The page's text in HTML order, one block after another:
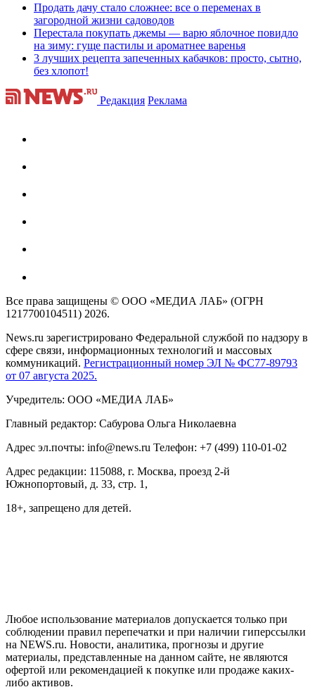
Продать дачу стало сложнее: все о переменах в
загородной жизни садоводов
Перестала покупать джемы — варю яблочное повидло
на зиму: гуще пастилы и ароматнее варенья
3 лучших рецепта запеченных кабачков: просто, сытно,
без хлопот!
Редакция Реклама
Все права защищены © ООО «МЕДИА ЛАБ» (ОГРН
1217700104511) 2026.
News.ru зарегистрировано Федеральной службой по надзору в
сфере связи, информационных технологий и массовых
коммуникаций. Регистрационный номер ЭЛ № ФС77-89793
от 07 августа 2025.
Учредитель: ООО «МЕДИА ЛАБ»
Главный редактор: Сабурова Ольга Николаевна
Адрес эл.почты: info@news.ru Телефон: +7 (499) 110-01-02
Адрес редакции: 115088, г. Москва, проезд 2-й
Южнопортовый, д. 33, стр. 1,
18+, запрещено для детей.
Любое использование материалов допускается только при
соблюдении правил перепечатки и при наличии гиперссылки
на NEWS.ru. Новости, аналитика, прогнозы и другие
материалы, представленные на данном сайте, не являются
офертой или рекомендацией к покупке или продаже каких-
либо активов.